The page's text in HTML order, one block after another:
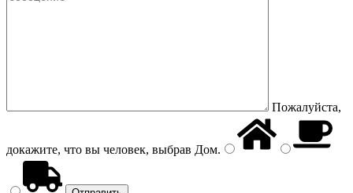
Пожалуйста,
докажите, что вы человек, выбрав Дом.